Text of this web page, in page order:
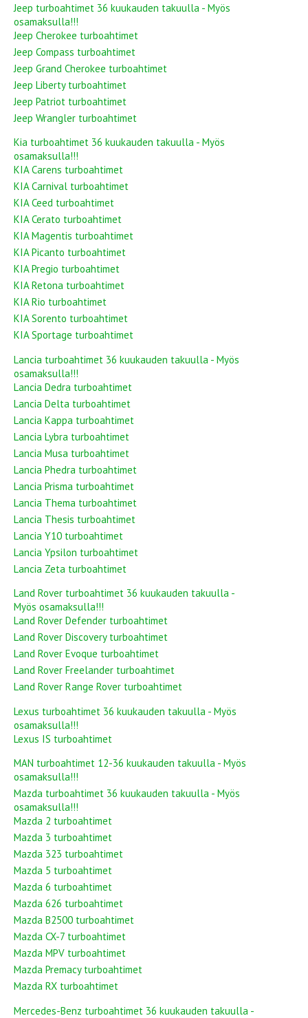
Jeep turboahtimet 36 kuukauden takuulla - Myös
osamaksulla!!!
Jeep Cherokee turboahtimet
Jeep Compass turboahtimet
Jeep Grand Cherokee turboahtimet
Jeep Liberty turboahtimet
Jeep Patriot turboahtimet
Jeep Wrangler turboahtimet
Kia turboahtimet 36 kuukauden takuulla - Myös
osamaksulla!!!
KIA Carens turboahtimet
KIA Carnival turboahtimet
KIA Ceed turboahtimet
KIA Cerato turboahtimet
KIA Magentis turboahtimet
KIA Picanto turboahtimet
KIA Pregio turboahtimet
KIA Retona turboahtimet
KIA Rio turboahtimet
KIA Sorento turboahtimet
KIA Sportage turboahtimet
Lancia turboahtimet 36 kuukauden takuulla - Myös
osamaksulla!!!
Lancia Dedra turboahtimet
Lancia Delta turboahtimet
Lancia Kappa turboahtimet
Lancia Lybra turboahtimet
Lancia Musa turboahtimet
Lancia Phedra turboahtimet
Lancia Prisma turboahtimet
Lancia Thema turboahtimet
Lancia Thesis turboahtimet
Lancia Y10 turboahtimet
Lancia Ypsilon turboahtimet
Lancia Zeta turboahtimet
Land Rover turboahtimet 36 kuukauden takuulla -
Myös osamaksulla!!!
Land Rover Defender turboahtimet
Land Rover Discovery turboahtimet
Land Rover Evoque turboahtimet
Land Rover Freelander turboahtimet
Land Rover Range Rover turboahtimet
Lexus turboahtimet 36 kuukauden takuulla - Myös
osamaksulla!!!
Lexus IS turboahtimet
MAN turboahtimet 12-36 kuukauden takuulla - Myös
osamaksulla!!!
Mazda turboahtimet 36 kuukauden takuulla - Myös
osamaksulla!!!
Mazda 2 turboahtimet
Mazda 3 turboahtimet
Mazda 323 turboahtimet
Mazda 5 turboahtimet
Mazda 6 turboahtimet
Mazda 626 turboahtimet
Mazda B2500 turboahtimet
Mazda CX-7 turboahtimet
Mazda MPV turboahtimet
Mazda Premacy turboahtimet
Mazda RX turboahtimet
Mercedes-Benz turboahtimet 36 kuukauden takuulla -